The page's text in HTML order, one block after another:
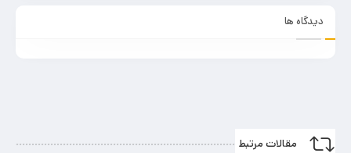
دیدگاه ها
مقالات مرتبط